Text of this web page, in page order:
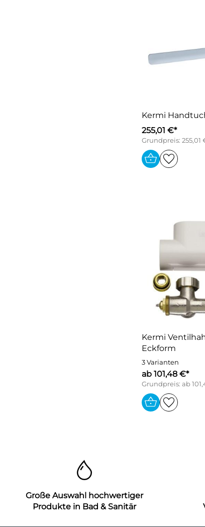
Kermi
255,01 €*
Grundpreis: 255,01
Kermi
Eckform
3 Varianten
ab 101,48 €*
Grundpreis: ab
Große Auswahl hochwertiger
Produkte in Bad & Sanitär